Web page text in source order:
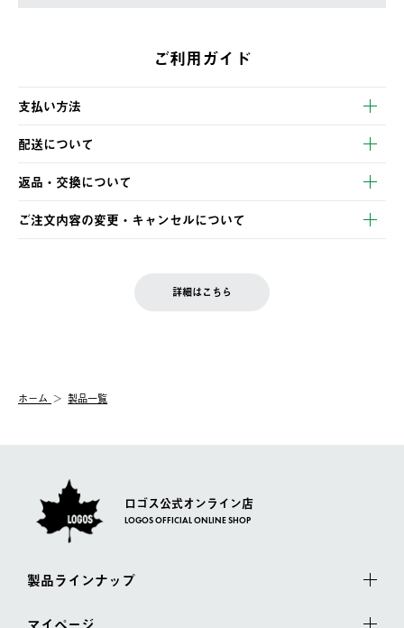
ご利用ガイド
支払い方法
以下のいずれかの方法でお支払いいただけます。
・クレジットカード決済
・コンビニ決済
・Pay-easy決済
配送について
【発送スケジュール】
ご注文・ご入金完了より2営業日以内に商品を発送いたします。
土日祝の発送はございませんので、木曜日以降のご注文は週明け
の発送となる場合がございます。
【配送業者】
佐川急便にて配送されます。
返品・交換について
※お客様都合の場合
お客様都合の返品にかかる送料は、お客様ご負担とさせていただ
一度お手元の商品を返品いただき、ご希望商品を再注文してくだ
ご注文内容の変更・キャンセルについて
LOGOS FAMILY会員の方は、会員マイページ内 購入履歴画面に
詳細はこちら
ホーム 製品一覧
ロゴス公式オンライン店
LOGOS OFFICIAL ONLINE SHOP
製品ラインナップ